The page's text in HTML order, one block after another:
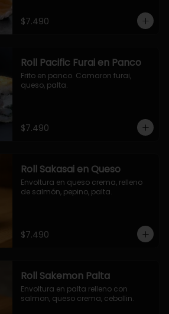
$7.490
Roll Pacific Furai en Panco
Frito en panco. Camaron furai,
queso, palta.
$7.490
Roll Sakasai en Queso
Envoltura en queso crema, relleno
de salmón, pepino, palta.
$7.490
Roll Sakemon Palta
Envoltura en palta relleno con
salmon, queso crema, cebollin.